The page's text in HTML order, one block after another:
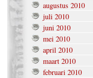
augustus 2010
juli 2010
juni 2010
mei 2010
april 2010
maart 2010
februari 2010